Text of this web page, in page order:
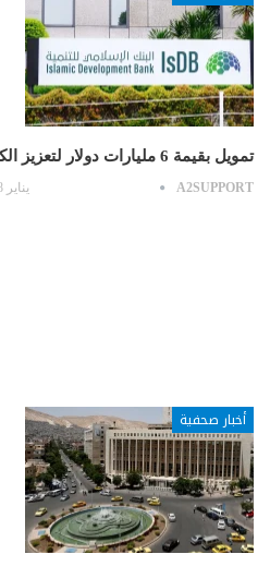
تمويل بقيمة 6 مليارات دولار لتعزيز الكهرباء في إفريقيا
A2SUPPORT يناير 28, 2025
أخبار صحفية